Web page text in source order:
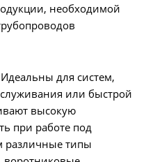
необходимой
Идеальны для систем,
или быстрой
высокую
при работе под
различные типы